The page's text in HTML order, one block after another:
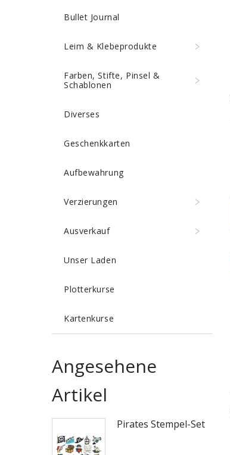
Bullet Journal
Leim & Klebeprodukte
Farben, Stifte, Pinsel &
Schablonen
Diverses
Geschenkkarten
Aufbewahrung
Verzierungen
Ausverkauf
Unser Laden
Plotterkurse
Kartenkurse
Angesehene
Artikel
Pirates Stempel-Set